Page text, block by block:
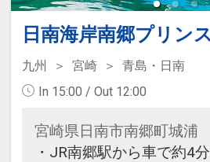
日南海岸南郷プリン
九州 宮崎
青島・日南
In 15:00 / Out 12:00
宮崎県日南市南郷町城浦
・JR南郷駅から車で約4分